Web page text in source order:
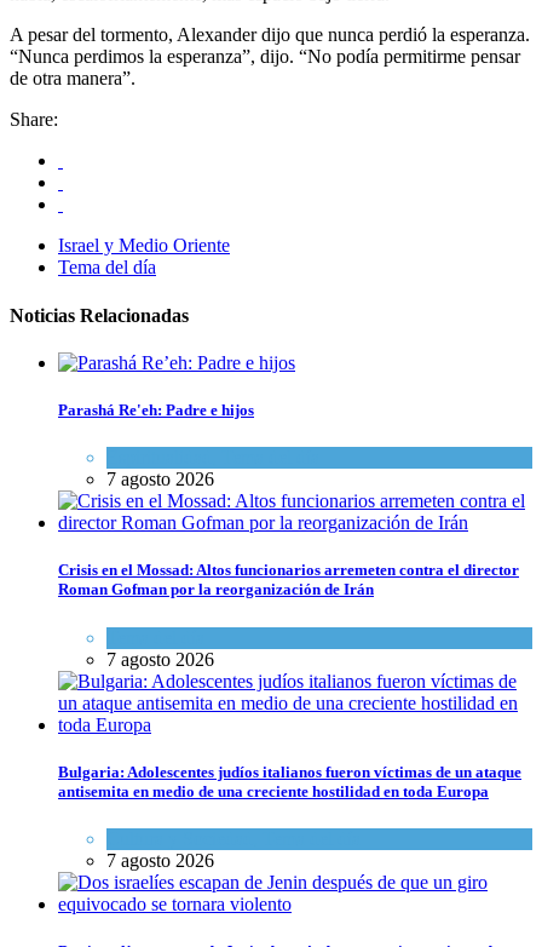
A pesar del tormento, Alexander dijo que nunca perdió la esperanza.
“Nunca perdimos la esperanza”, dijo. “No podía permitirme pensar
de otra manera”.
Share:
Israel y Medio Oriente
Tema del día
Noticias Relacionadas
Parashá Re'eh: Padre e hijos
7 agosto 2026
Crisis en el Mossad: Altos funcionarios arremeten contra el director
Roman Gofman por la reorganización de Irán
7 agosto 2026
Bulgaria: Adolescentes judíos italianos fueron víctimas de un ataque
antisemita en medio de una creciente hostilidad en toda Europa
7 agosto 2026